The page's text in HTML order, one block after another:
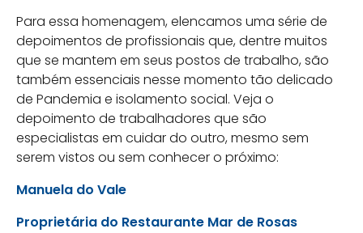
Para essa homenagem, elencamos uma série de
depoimentos de profissionais que, dentre muitos
que se mantem em seus postos de trabalho, são
também essenciais nesse momento tão delicado
de Pandemia e isolamento social. Veja o
depoimento de trabalhadores que são
especialistas em cuidar do outro, mesmo sem
serem vistos ou sem conhecer o próximo:
Manuela do Vale
Proprietária do Restaurante Mar de Rosas